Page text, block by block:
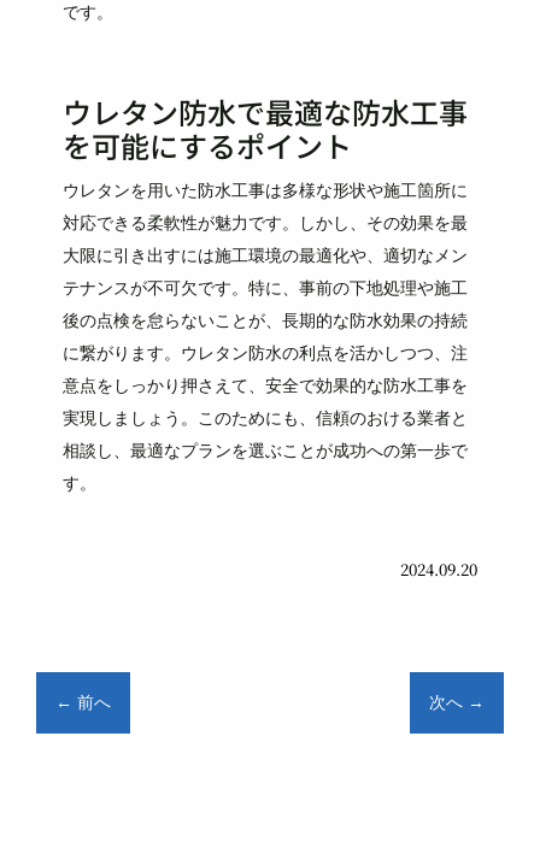
です。
ウレタン防水で最適な防水工事
を可能にするポイント
ウレタンを用いた防水工事は多様な形状や施工箇所に
対応できる柔軟性が魅力です。しかし、その効果を最
大限に引き出すには施工環境の最適化や、適切なメン
テナンスが不可欠です。特に、事前の下地処理や施工
後の点検を怠らないことが、長期的な防水効果の持続
に繋がります。ウレタン防水の利点を活かしつつ、注
意点をしっかり押さえて、安全で効果的な防水工事を
実現しましょう。このためにも、信頼のおける業者と
相談し、最適なプランを選ぶことが成功への第一歩で
す。
2024.09.20
← 前へ 次へ →